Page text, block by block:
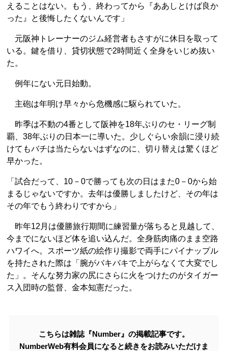
えることはない。もう、終わってから『ああしとけば良か
った』と後悔したくないんです」
元阪神トレーナーのジム経営者もさすがに休日を取って
いる。鍵を借り、貸切状態で2時間近く全身をいじめ抜い
た。
例年にない元日始動。
主砲は年明け早々から危機感に駆られていた。
昨季は不動の4番として阪神を18年ぶりのセ・リーグ制
覇、38年ぶりの日本一に導いた。少しぐらい余韻に浸り続
けてもバチは当たらないはずなのに、切り替えは驚くほど
早かった。
「試合だって、10－0で勝っても次の日はまた0－0から始
まるじゃないですか。去年は優勝しましたけど、その年は
その年でもう終わりですから」
昨年12月は優勝旅行期間に練習量が落ちると見越して、
今までにないほど体を追い込んだ。全身筋肉痛のまま空路
ハワイへ。スポーツ紙の絵作り撮影で両手にパイナップル
を持たされた際は「腕がバキバキで上がらなくて大変でし
た」。そんな努力家の尻にさらに火をつけたのがタイガー
ス入団時の監督、金本知憲だった。
こちらは雑誌『Number』の掲載記事です。
NumberWeb有料会員になると続きをお読みいただけま